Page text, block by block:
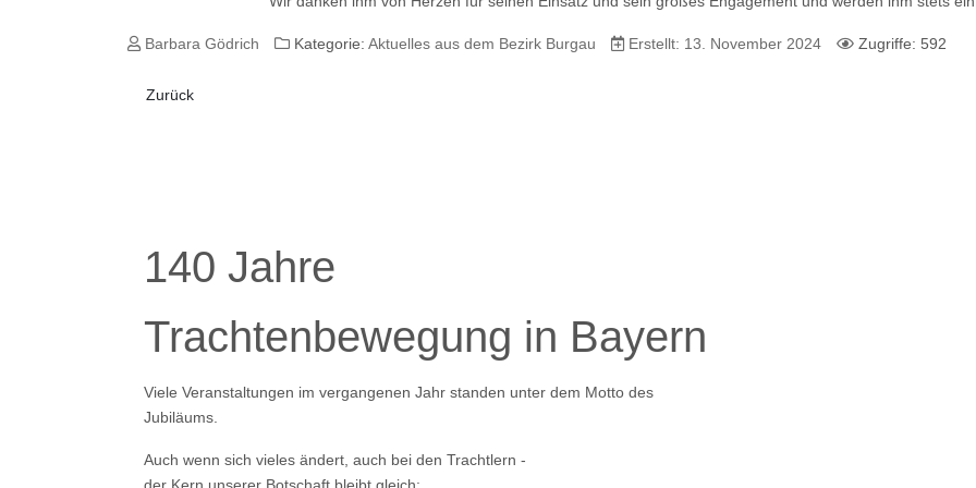
Barbara Gödrich Kategorie: Aktuelles aus dem Bezirk Burgau Erstellt: 13. November 2024 Zugriffe: 592
Vorheriger Beitrag: 72. Trachtenwallfahrt
Zurück
140 Jahre
Trachtenbewegung in Bayern
Viele Veranstaltungen im vergangenen Jahr standen unter dem Motto des
Jubiläums.
Auch wenn sich vieles ändert, auch bei den Trachtlern -